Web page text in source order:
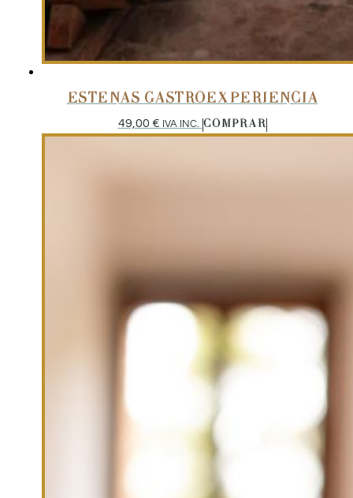
ESTENAS GASTROEXPERIENCIA
49,00 € IVA INC. COMPRAR